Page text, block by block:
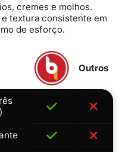
cremes e molhos.
textura consistente em
de esforço.
Outros